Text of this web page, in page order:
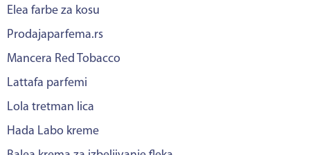
Elea farbe za kosu
Prodajaparfema.rs
Mancera Red Tobacco
Lattafa parfemi
Lola tretman lica
Hada Labo kreme